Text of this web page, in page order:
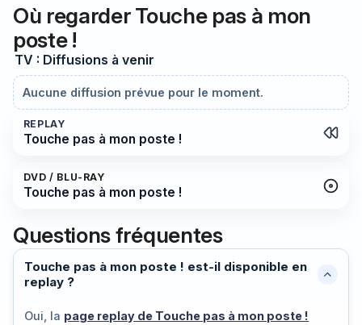
Où regarder Touche pas à mon
poste !
TV : Diffusions à venir
Aucune diffusion prévue pour le moment.
REPLAY
Touche pas à mon poste !
DVD / BLU-RAY
Touche pas à mon poste !
Questions fréquentes
Touche pas à mon poste ! est-il disponible en
replay ?
Oui, la page replay de Touche pas à mon poste !